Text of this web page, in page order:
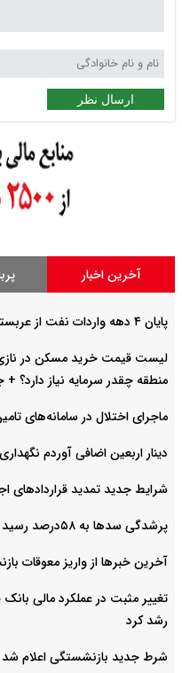
پربازدیدترین
نیاز دارد؟ + جدول مردادماه ۱۴۰۵
سامانه‌های تامین اجتماعی
آوردم نگهداری کنم یا بفروشم/
قراردادهای اجاره و موارد
معوقات بازنشستگان/ منابع
اعلام شد + جزئیات